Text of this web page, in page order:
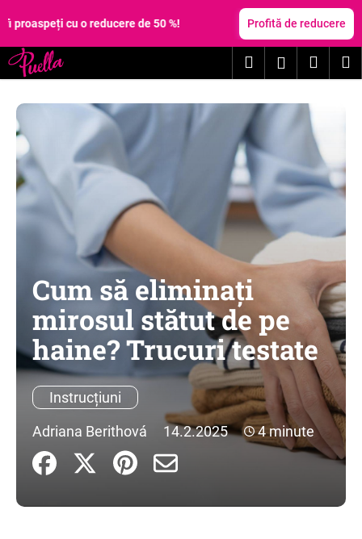
o reducere de 50 %! Profită de reducere
Căutare Coş
Cum să eliminați
mirosul stătut de pe
haine? Trucuri testate
Instrucțiuni
Adriana Berithová
14.2.2025 4 minute
o
ş
C
e
c
ă
u
t
a
CĂUTARE
c